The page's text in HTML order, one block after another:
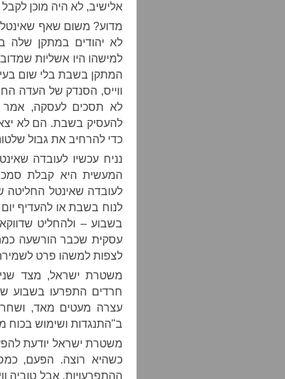
אלישיב, לא היה מוכן
מדוע? משום שאף שאינטל
לא יהודים במתקן
למישהו היו אשליות
ווייס, הסנדק של העדה
לא תסכים לעסקה, אמר
להעסיק בשבת. הם לא
כדי להרחיב את גבול
נניח עכשיו לעובדה
המעשית היא קבלת
לעובדה שאינטל החליטה
לנוח בשבת או להעדיף
עסקית שכבר הורשעה
לצפות למשהו פרט
חרדים התפרעו בשבוע
עצרה מעטים מאד,
ב"התנגדות ושימוש
משטרת ישראל יודעת
כשהיא רוצה. הפעם,
ההתפרעויות, אבל טוביה